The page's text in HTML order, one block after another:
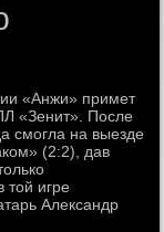
«Анжи» примет
«Зенит». После
смогла на выезде
(2:2), дав
той игре
Александр